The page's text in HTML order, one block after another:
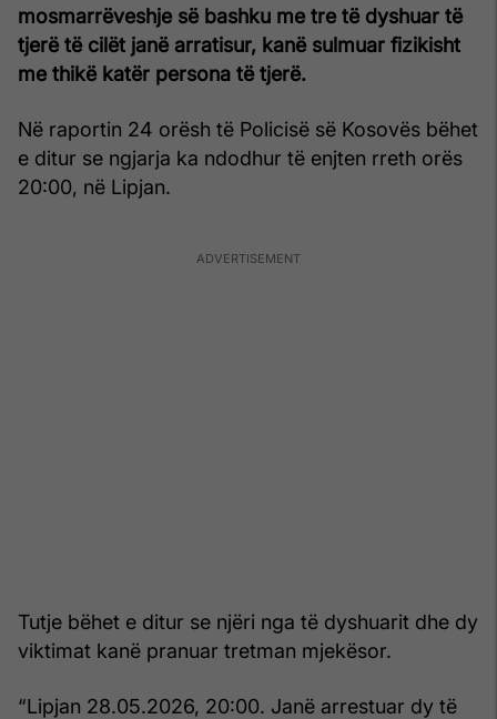
mosmarrëveshje së bashku me tre të dyshuar të
tjerë të cilët janë arratisur, kanë sulmuar fizikisht
me thikë katër persona të tjerë.
Në raportin 24 orësh të Policisë së Kosovës bëhet
e ditur se ngjarja ka ndodhur të enjten rreth orës
20:00, në Lipjan.
Tutje bëhet e ditur se njëri nga të dyshuarit dhe dy
viktimat kanë pranuar tretman mjekësor.
“Lipjan 28.05.2026, 20:00. Janë arrestuar dy të